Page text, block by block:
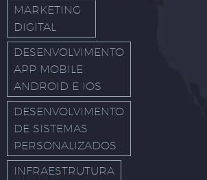
MARKETING
DIGITAL
DESENVOLVIMENTO
APP MOBILE
ANDROID E IOS
DESENVOLVIMENTO
DE SISTEMAS
PERSONALIZADOS
INFRAESTRUTURA